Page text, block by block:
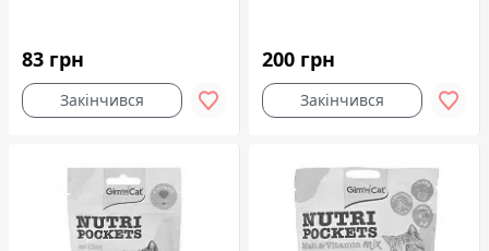
83 грн
Закінчився
200 грн
Закінчився